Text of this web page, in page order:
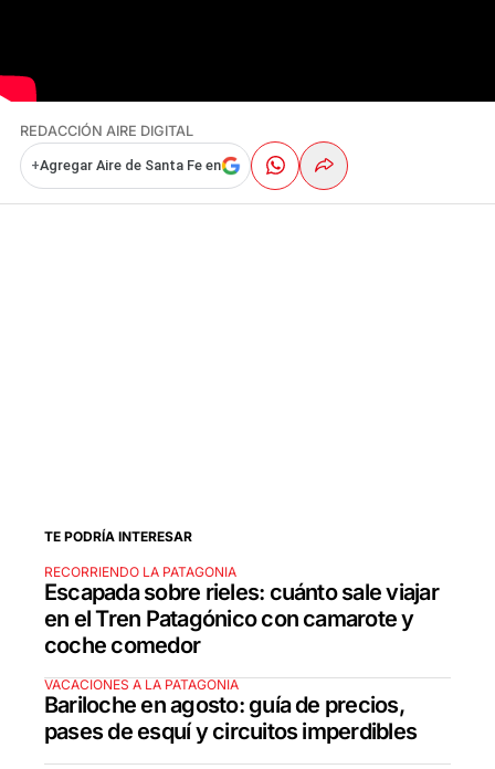
REDACCIÓN AIRE DIGITAL
+Agregar Aire de Santa Fe en
TE PODRÍA INTERESAR
RECORRIENDO LA PATAGONIA
Escapada sobre rieles: cuánto sale viajar
en el Tren Patagónico con camarote y
coche comedor
VACACIONES A LA PATAGONIA
Bariloche en agosto: guía de precios,
pases de esquí y circuitos imperdibles